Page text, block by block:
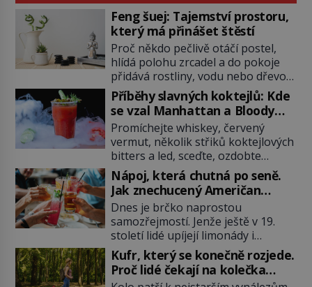
Feng šuej: Tajemství prostoru,
který má přinášet štěstí
Proč někdo pečlivě otáčí postel,
hlídá polohu zrcadel a do pokoje
přidává rostliny, vodu nebo dřevo?
Feng šuej tvrdí, že domov není jen
soubor zdí a nábytku. Je to prostor,
kterým proudí energie čchi a jeho
uspořádání může ovlivňovat, jak se
v něm člověk cítí. Feng šuej má
kořeny ve staré Číně a jeho historie
[…]
Příběhy slavných koktejlů: Kde
se vzal Manhattan a Bloody
Mary?
Promíchejte whiskey, červený
vermut, několik střiků koktejlových
bitters a led, sceďte, ozdobte
koktejlovou třešinkou a tadá…
Manhattan je tu! A pokud to má být
skutečně on, dejte si pozor, ať
místo klasické americké rye
whiskey či klidně bourbonu
nepoužijete skotskou whisku. Co
se stane? Inu, koktejl bude stále
skvělý, ale už to nebude
Manhattan ale […]
Nápoj, která chutná po seně.
Jak znechucený Američan
vymyslel brčko
Dnes je brčko naprostou
samozřejmostí. Jenže ještě v 19.
století lidé upíjejí limonády i
koktejly dutými stébly žita nebo
žitné slámy. Fungují sice dobře,
mají ale jednu nepříjemnou
Kufr, který se konečně rozjede.
Proč lidé čekají na kolečka